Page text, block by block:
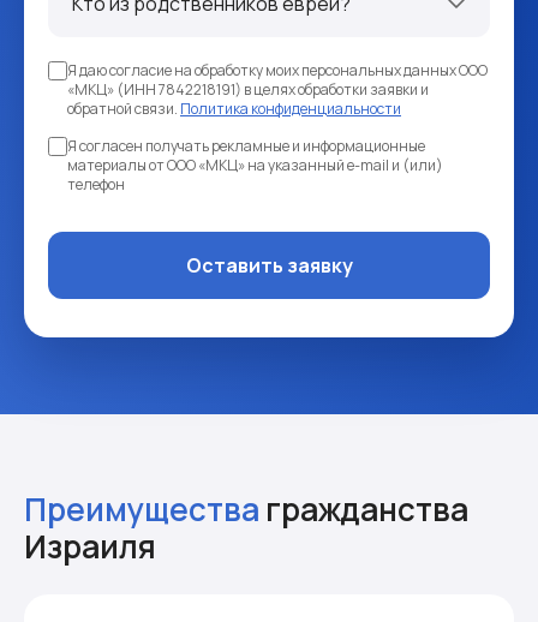
Я даю согласие на обработку моих персональных данных ООО
«МКЦ» (ИНН 7842218191) в целях обработки заявки и
обратной связи. Политика конфиденциальности
Я согласен получать рекламные и информационные
материалы от ООО «МКЦ» на указанный e-mail и (или)
телефон
Оставить заявку
Преимущества гражданства
Израиля